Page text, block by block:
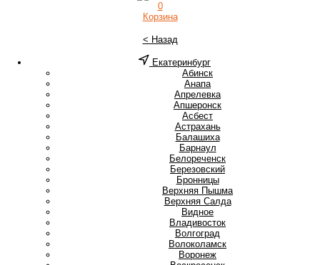
0
Корзина
< Назад
Екатеринбург
Абинск
Анапа
Апрелевка
Апшеронск
Асбест
Астрахань
Балашиха
Барнаул
Белореченск
Березовский
Бронницы
Верхняя Пышма
Верхняя Салда
Видное
Владивосток
Волгоград
Волоколамск
Воронеж